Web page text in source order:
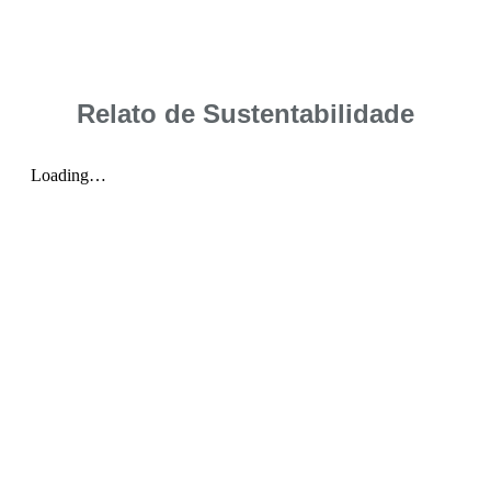
Relato de Sustentabilidade